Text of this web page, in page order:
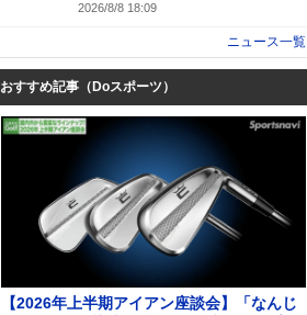
2026/8/8 18:09
ニュース一覧
おすすめ記事（Doスポーツ）
【2026年上半期アイアン座談会】「なんじ